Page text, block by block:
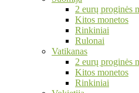
2 eurų proginės
Kitos monetos
Rinkiniai
Rulonai
Vatikanas
2 eurų proginės
Kitos monetos
Rinkiniai